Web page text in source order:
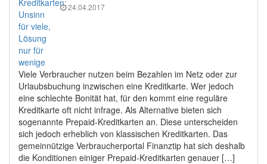
24.04.2017
Viele Verbraucher nutzen beim Bezahlen im Netz oder zur
Urlaubsbuchung inzwischen eine Kreditkarte. Wer jedoch
eine schlechte Bonität hat, für den kommt eine reguläre
Kreditkarte oft nicht infrage. Als Alternative bieten sich
sogenannte Prepaid-Kreditkarten an. Diese unterscheiden
sich jedoch erheblich von klassischen Kreditkarten. Das
gemeinnützige Verbraucherportal Finanztip hat sich deshalb
die Konditionen einiger Prepaid-Kreditkarten genauer […]